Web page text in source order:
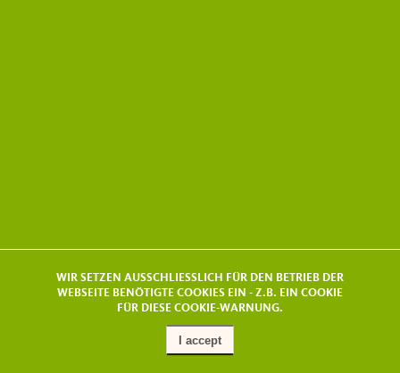
WIR SETZEN AUSSCHLIESSLICH FÜR DEN BETRIEB DER
WEBSEITE BENÖTIGTE COOKIES EIN - Z.B. EIN COOKIE
FÜR DIESE COOKIE-WARNUNG.
I accept